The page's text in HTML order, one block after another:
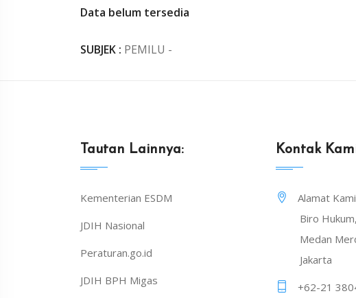
Data belum tersedia
SUBJEK : PEMILU -
Tautan Lainnya:
Kementerian ESDM
JDIH Nasional
Peraturan.go.id
JDIH BPH Migas
Kontak
Alamat Kami
Biro
Medan
Jakarta
+62-21